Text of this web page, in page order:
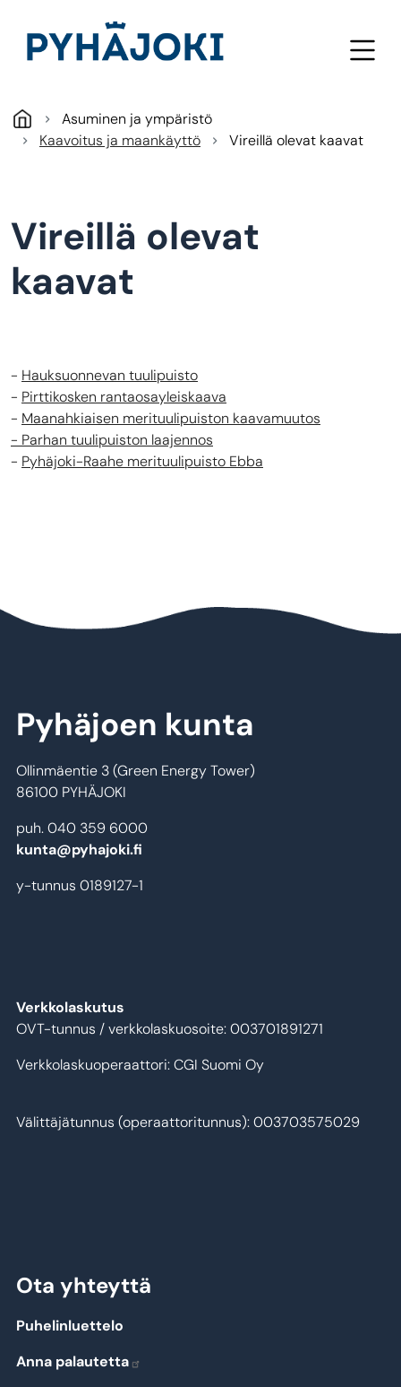
Asuminen ja ympäristö
Kaavoitus ja maankäyttö
Vireillä olevat kaavat
Vireillä olevat
kaavat
- Hauksuonnevan tuulipuisto
- Pirttikosken rantaosayleiskaava
- Maanahkiaisen merituulipuiston kaavamuutos
- Parhan tuulipuiston laajennos
- Pyhäjoki-Raahe merituulipuisto Ebba
Pyhäjoen kunta
Ollinmäentie 3 (Green Energy Tower)
86100 PYHÄJOKI
puh. 040 359 6000
kunta@pyhajoki.fi
y-tunnus 0189127-1
Verkkolaskutus
OVT-tunnus / verkkolaskuosoite: 003701891271
Verkkolaskuoperaattori: CGI Suomi Oy
Välittäjätunnus (operaattoritunnus): 003703575029
Ota yhteyttä
Puhelinluettelo
Anna palautetta